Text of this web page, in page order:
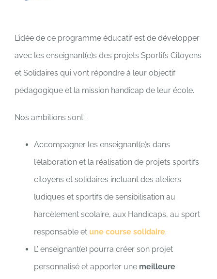
L’idée de ce programme éducatif est de développer
avec les enseignant(e)s des projets Sportifs Citoyens
et Solidaires qui vont répondre à leur objectif
pédagogique et la mission handicap de leur école.
Nos ambitions sont :
Accompagner les enseignant(e)s dans
l’élaboration et la réalisation de projets sportifs
citoyens et solidaires incluant des ateliers
ludiques et sportifs de sensibilisation au
harcèlement scolaire, aux Handicaps, au sport
responsable et une course solidaire.
L’ enseignant(e) pourra créer son projet
personnalisé et apporter une meilleure